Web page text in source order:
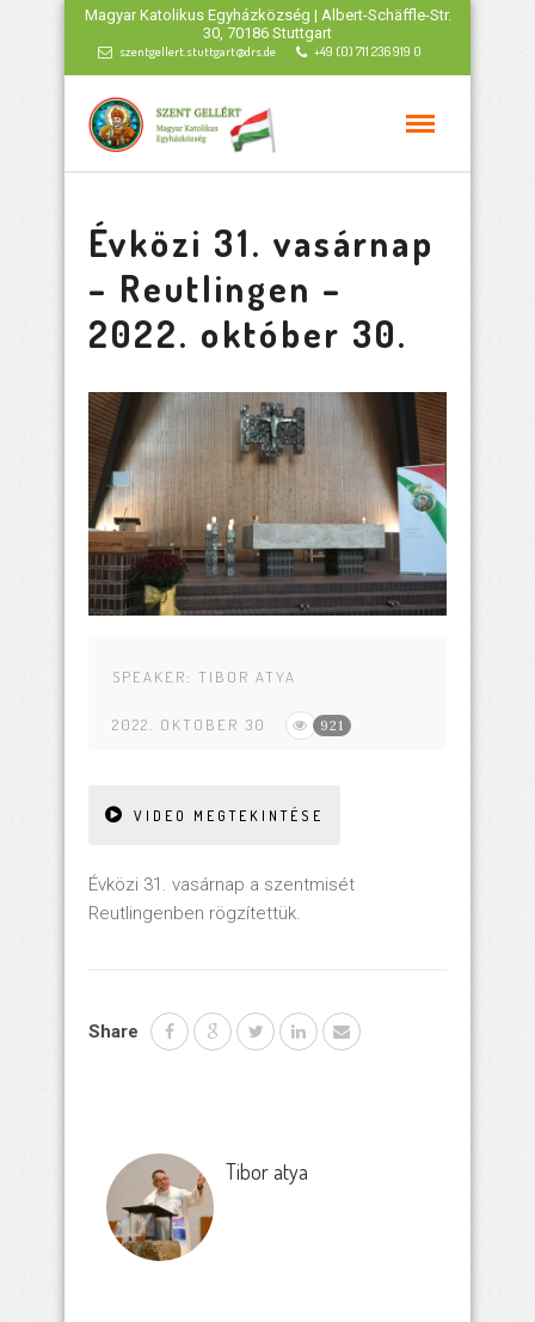
Magyar Katolikus Egyházközség | Albert-Schäffle-Str.
30, 70186 Stuttgart
szentgellert.stuttgart@drs.de +49 (0) 711 236 919 0
Évközi 31. vasárnap
– Reutlingen –
2022. október 30.
SPEAKER: TIBOR ATYA
2022. OKTOBER 30 921
VIDEO MEGTEKINTÉSE
Évközi 31. vasárnap a szentmisét
Reutlingenben rögzítettük.
Share
Tibor atya